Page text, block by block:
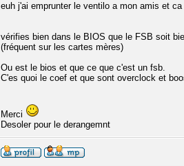
euh j'ai emprunter le ventilo a mon amis et
vérifies bien dans le BIOS que le FSB soit
(fréquent sur les cartes mères)
Ou est le bios et que ce que c'est un fsb.
C'es quoi le coef et que sont overclock et
Merci
Desoler pour le derangemnt